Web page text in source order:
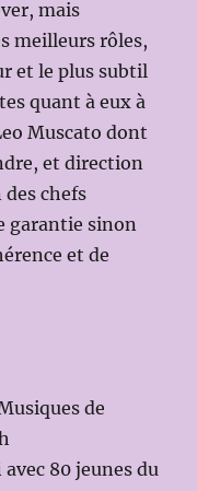
mais
meilleurs rôles,
et le plus subtil
quant à eux à
Muscato dont
et direction
des chefs
garantie sinon
et de
de
avec 80 jeunes du